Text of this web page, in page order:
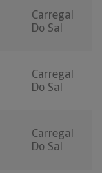
Carregal
Do Sal
Carregal
Do Sal
Carregal
Do Sal